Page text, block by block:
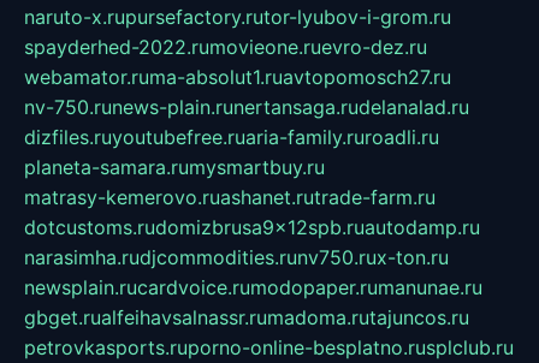
naruto-x.rupursefactory.rutor-lyubov-i-grom.ru
spayderhed-2022.rumovieone.ruevro-dez.ru
webamator.ruma-absolut1.ruavtopomosch27.ru
nv-750.runews-plain.runertansaga.rudelanalad.ru
dizfiles.ruyoutubefree.ruaria-family.ruroadli.ru
planeta-samara.rumysmartbuy.ru
matrasy-kemerovo.ruashanet.rutrade-farm.ru
dotcustoms.rudomizbrusa9x12spb.ruautodamp.ru
narasimha.rudjcommodities.runv750.rux-ton.ru
newsplain.rucardvoice.rumodopaper.rumanunae.ru
gbget.rualfeihavsalnassr.rumadoma.rutajuncos.ru
petrovkasports.ruporno-online-besplatno.rusplclub.ru